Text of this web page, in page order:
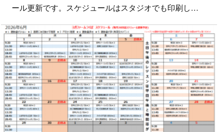
ール更新です。スケジュールはスタジオでも印刷し…